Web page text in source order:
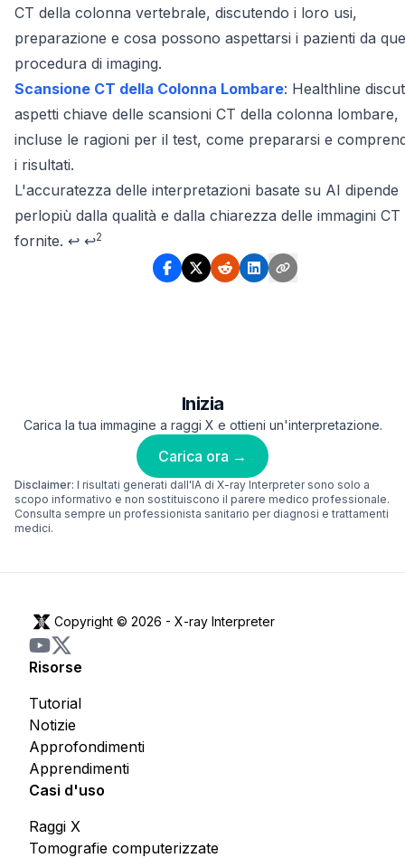
CT della colonna vertebrale, discutendo i loro usi,
preparazione e cosa possono aspettarsi i pazienti da
procedura di imaging.
Scansione CT della Colonna Lombare: Healthline
aspetti chiave delle scansioni CT della colonna lombare,
incluse le ragioni per il test, come prepararsi e
i risultati.
Footnotes
L'accuratezza delle interpretazioni basate su AI dipende
perlopiù dalla qualità e dalla chiarezza delle immagini CT
fornite. ↩ ↩2
Inizia
Carica la tua immagine a raggi X e ottieni un'interpretazione.
Carica ora →
Disclaimer: I risultati generati dall'IA di X-ray Interpreter sono solo a
scopo informativo e non sostituiscono il parere medico professionale.
Consulta sempre un professionista sanitario per diagnosi e trattamenti
medici.
Copyright © 2026 - X-ray Interpreter
Risorse
Approfondimenti
Apprendimenti
Notizie
Tutorial
Casi d'uso
Tomografie computerizzate
Raggi X